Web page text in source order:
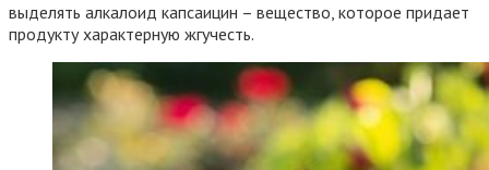
выделять алкалоид капсаицин – вещество, которое придает
продукту характерную жгучесть.